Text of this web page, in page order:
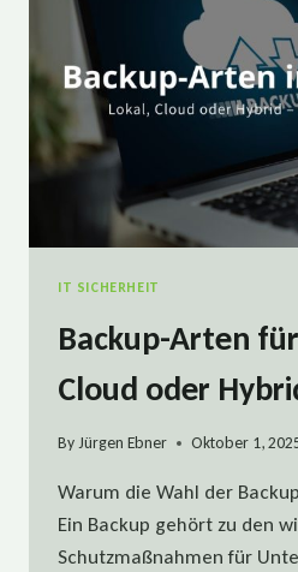
KMU
IT SICHERHEIT
Backup-Arten
Cloud oder
ByJürgen Ebner Oktober 1,
Warum die Wahl der
Ein Backup gehört zu den
Schutzmaßnahmen für